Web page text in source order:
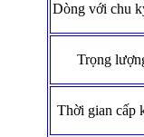
Dòng với chu
Trọng
Thời gian cấp